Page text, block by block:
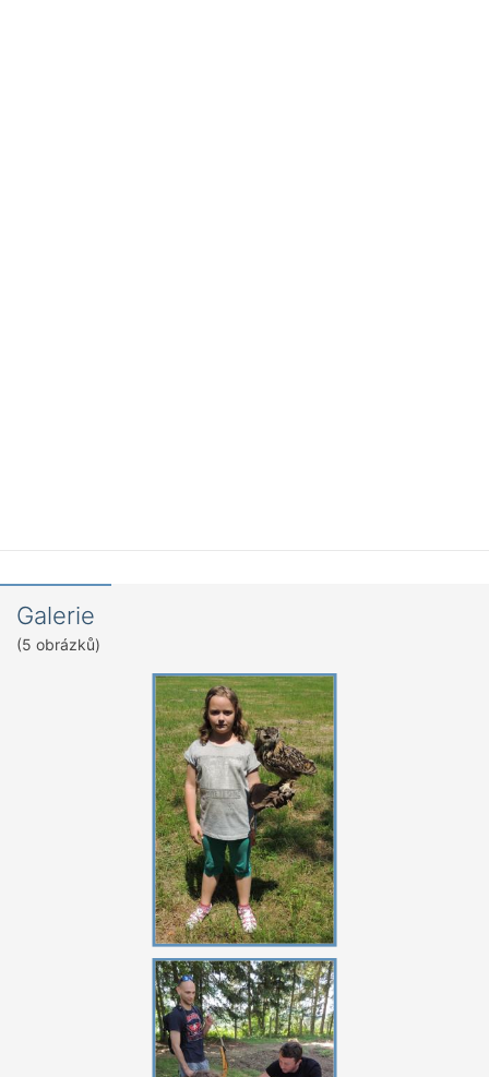
Galerie
(5 obrázků)